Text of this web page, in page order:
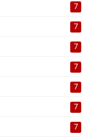
7
7
7
7
7
7
7